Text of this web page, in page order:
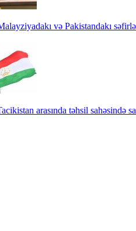
və Pakistandakı
arasında təhsil sahəsində